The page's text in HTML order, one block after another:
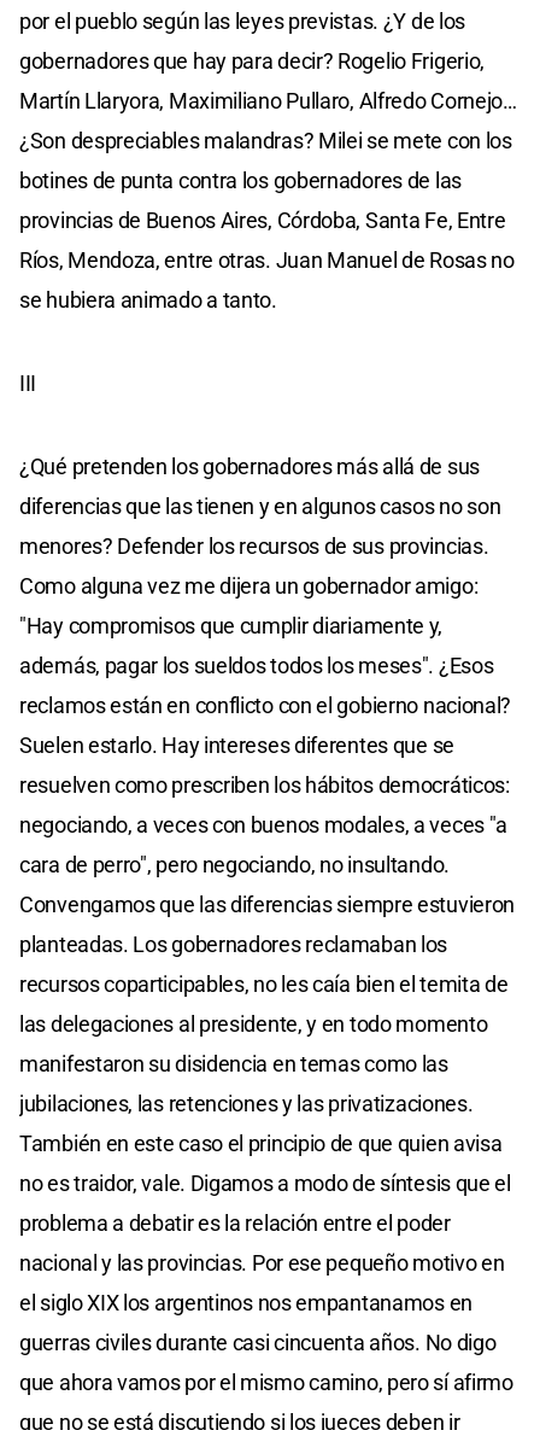
por el pueblo según las leyes previstas. ¿Y de los
gobernadores que hay para decir? Rogelio Frigerio,
Martín Llaryora, Maximiliano Pullaro, Alfredo Cornejo…
¿Son despreciables malandras? Milei se mete con los
botines de punta contra los gobernadores de las
provincias de Buenos Aires, Córdoba, Santa Fe, Entre
Ríos, Mendoza, entre otras. Juan Manuel de Rosas no
se hubiera animado a tanto.
III
¿Qué pretenden los gobernadores más allá de sus
diferencias que las tienen y en algunos casos no son
menores? Defender los recursos de sus provincias.
Como alguna vez me dijera un gobernador amigo:
"Hay compromisos que cumplir diariamente y,
además, pagar los sueldos todos los meses". ¿Esos
reclamos están en conflicto con el gobierno nacional?
Suelen estarlo. Hay intereses diferentes que se
resuelven como prescriben los hábitos democráticos:
negociando, a veces con buenos modales, a veces "a
cara de perro", pero negociando, no insultando.
Convengamos que las diferencias siempre estuvieron
planteadas. Los gobernadores reclamaban los
recursos coparticipables, no les caía bien el temita de
las delegaciones al presidente, y en todo momento
manifestaron su disidencia en temas como las
jubilaciones, las retenciones y las privatizaciones.
También en este caso el principio de que quien avisa
no es traidor, vale. Digamos a modo de síntesis que el
problema a debatir es la relación entre el poder
nacional y las provincias. Por ese pequeño motivo en
el siglo XIX los argentinos nos empantanamos en
guerras civiles durante casi cincuenta años. No digo
que ahora vamos por el mismo camino, pero sí afirmo
que no se está discutiendo si los jueces deben ir